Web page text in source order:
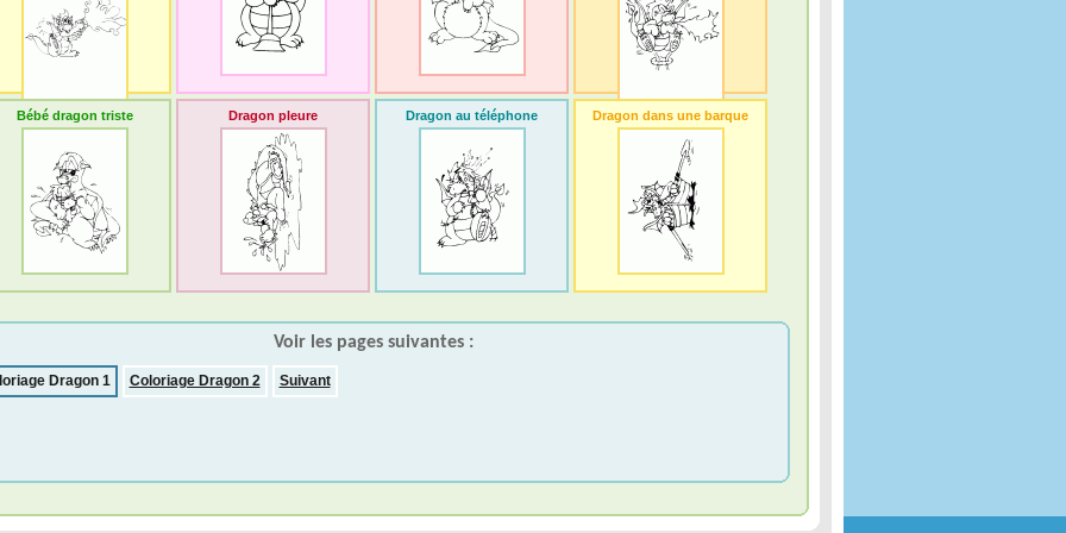
Bébé dragon triste Dragon pleure Dragon au téléphone Dragon dans une barque
Voir les pages suivantes :
Dragon 1 Coloriage Dragon 2 Suivant